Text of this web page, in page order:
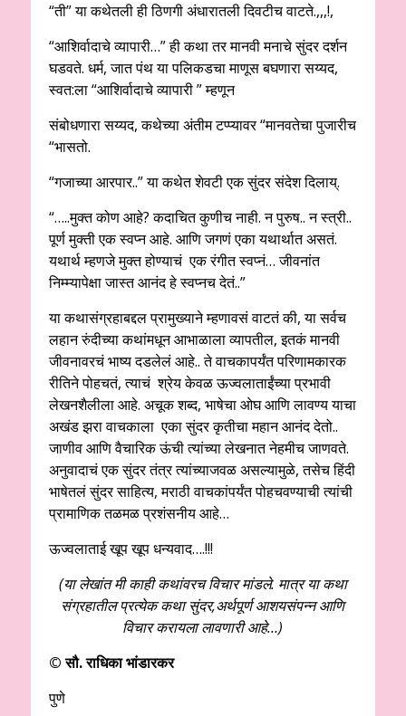
“ती” या कथेतली ही ठिणगी अंधारातली दिवटीच वाटते.,,,!,
“आशिर्वादाचे व्यापारी…” ही कथा तर मानवी मनाचे सुंदर दर्शन
घडवते. धर्म, जात पंथ या पलिकडचा माणूस बघणारा सय्यद,
स्वत:ला “आशिर्वादाचे व्यापारी ” म्हणून
संबोधणारा सय्यद, कथेच्या अंतीम टप्प्यावर “मानवतेचा पुजारीच
“भासतो.
“गजाच्या आरपार..” या कथेत शेवटी एक सुंदर संदेश दिलाय्.
“…..मुक्त कोण आहे? कदाचित कुणीच नाही. न पुरुष.. न स्त्री..
पूर्ण मुक्ती एक स्वप्न आहे. आणि जगणं एका यथार्थात असतं.
यथार्थ म्हणजे मुक्त होण्याचं एक रंगीत स्वप्नं… जीवनांत
निम्म्यापेक्षा जास्त आनंद हे स्वप्नच देतं..”
या कथासंग्रहाबद्दल प्रामुख्याने म्हणावसं वाटतं की, या सर्वच
लहान रुंदीच्या कथांमधून आभाळाला व्यापतील, इतकं मानवी
जीवनावरचं भाष्य दडलेलं आहे.. ते वाचकापर्यंत परिणामकारक
रीतिने पोहचतं, त्याचं श्रेय केवळ ऊज्वलाताईंच्या प्रभावी
लेखनशैलीला आहे. अचूक शब्द, भाषेचा ओघ आणि लावण्य याचा
अखंड झरा वाचकाला एका सुंदर कृतीचा महान आनंद देतो..
जाणीव आणि वैचारिक ऊंची त्यांच्या लेखनात नेहमीच जाणवते.
अनुवादाचं एक सुंदर तंत्र त्यांच्याजवळ असल्यामुळे, तसेच हिंदी
भाषेतलं सुंदर साहित्य, मराठी वाचकांपर्यंत पोहचवण्याची त्यांची
प्रामाणिक तळमळ प्रशंसनीय आहे…
ऊज्वलाताई खूप खूप धन्यवाद….!!!
(या लेखांत मी काही कथांवरच विचार मांडले. मात्र या कथा
संग्रहातील प्रत्येक कथा सुंदर,अर्थपूर्ण आशयसंपन्न आणि
विचार करायला लावणारी आहे…)
© सौ. राधिका भांडारकर
पुणे